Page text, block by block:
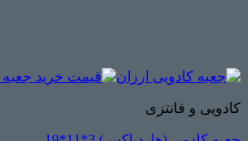
کادویی و فانتزی